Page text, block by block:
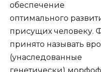
обеспечение
оптимального
присущих человеку.
принято называть
(унаследованные